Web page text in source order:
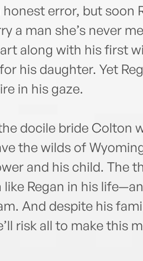
error, but soon
a man she’s never
along with his first
his daughter. Yet
in his gaze.
docile bride Colton
the wilds of
and his child. The
Regan in his
And despite his
risk all to make this